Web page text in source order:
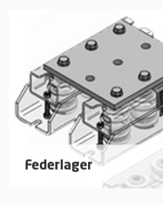
Federisolatoren zur
oder Aggregaten.
mehr erfahren
Federlager